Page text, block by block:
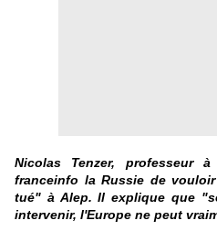
Nicolas Tenzer, professeur
franceinfo la Russie de
tué" à Alep. Il explique que
intervenir, l'Europe ne peut